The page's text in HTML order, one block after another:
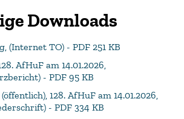
Downloads
(Internet TO) - PDF 251 KB
AfHuF am 14.01.2026,
- PDF 95 KB
128. AfHuF am 14.01.2026,
- PDF 334 KB